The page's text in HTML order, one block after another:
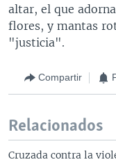
altar, el que
flores, y mantas
"justicia".
Compartir
Relacionados
Cruzada contra la